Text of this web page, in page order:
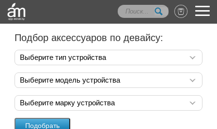
Подбор аксессуаров по девайсу:
Выберите тип устройства
Выберите модель устройства
Выберите марку устройства